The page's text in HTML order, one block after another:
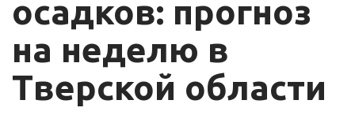
осадков: прогноз
на неделю в
Тверской области